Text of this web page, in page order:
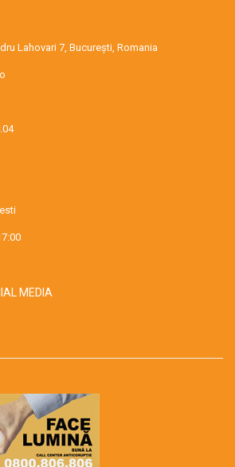
Lahovari 7, București, Romania
MEDIA